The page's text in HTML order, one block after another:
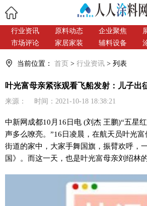
行业资讯 原料动态 企业聚焦
市场评论
家居家装 辅料设备
当前位置： 首页 > 行业资讯 > 列表
叶光富母亲紧张观看飞船发射：儿子出
来源： 时间：2021-10-18 18:38:21
中新网成都10月16日电 (刘杰 王鹏)“五星
声多么嘹亮。”16日凌晨，在航天员叶光
街道的家中，大家手舞国旗，振臂欢呼，
国》。而这一天，也是叶光富母亲刘绍林